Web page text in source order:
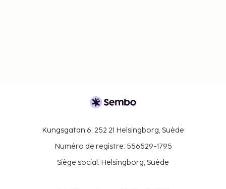
Kungsgatan 6, 252 21 Helsingborg, Suède
Numéro de registre: 556529-1795
Siège social: Helsingborg, Suède